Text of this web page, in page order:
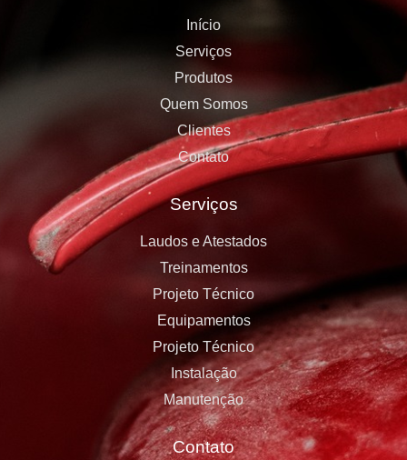
Início
Serviços
Produtos
Quem Somos
Clientes
Contato
Serviços
Laudos e Atestados
Treinamentos
Projeto Técnico
Equipamentos
Projeto Técnico
Instalação
Manutenção
Contato